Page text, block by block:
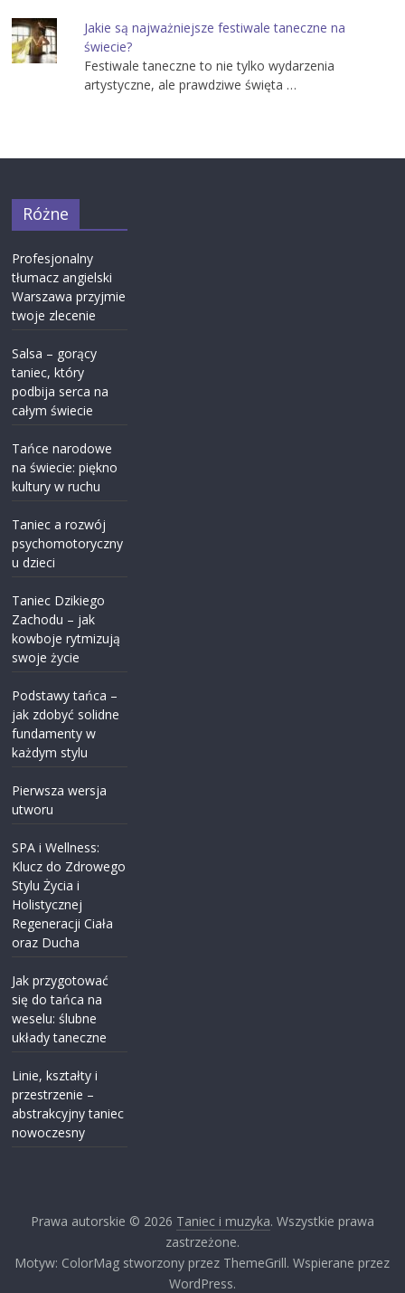
Jakie są najważniejsze festiwale taneczne na
świecie?
Festiwale taneczne to nie tylko wydarzenia
artystyczne, ale prawdziwe święta …
Różne
Profesjonalny
tłumacz angielski
Warszawa przyjmie
twoje zlecenie
Salsa – gorący
taniec, który
podbija serca na
całym świecie
Tańce narodowe
na świecie: piękno
kultury w ruchu
Taniec a rozwój
psychomotoryczny
u dzieci
Taniec Dzikiego
Zachodu – jak
kowboje rytmizują
swoje życie
Podstawy tańca –
jak zdobyć solidne
fundamenty w
każdym stylu
Pierwsza wersja
utworu
SPA i Wellness:
Klucz do Zdrowego
Stylu Życia i
Holistycznej
Regeneracji Ciała
oraz Ducha
Jak przygotować
się do tańca na
weselu: ślubne
układy taneczne
Linie, kształty i
przestrzenie –
abstrakcyjny taniec
nowoczesny
Prawa autorskie © 2026 Taniec i muzyka. Wszystkie prawa
zastrzeżone.
Motyw: ColorMag stworzony przez ThemeGrill. Wspierane przez
WordPress.